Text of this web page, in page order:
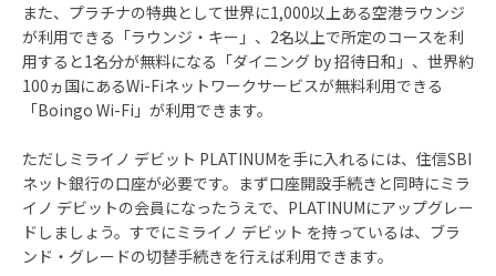
2020年5月1日より以前の入会
対象機器
カード会員および同居家族が所
スマートフォン、タブレット端
ン、ノートパソコン、スマート
ム機、モバイル音楽プレイヤー
補償される損害 偶然な事故による「破損」「損
「故障」「国内での盗難」で生
保険金額
修理可能な場合、最大5万円/年
修理不能な場合、最大1万2500
また、プラチナの特典として世界に1,000以上ある空港ラウンジ
が利用できる「ラウンジ・キー」、2名以上で所定のコースを利
用すると1名分が無料になる「ダイニング by 招待日和」、世界約
100ヵ国にあるWi-Fiネットワークサービスが無料利用できる
「Boingo Wi-Fi」が利用できます。
ただしミライノ デビット PLATINUMを手に入れるには、住信SBI
ネット銀行の口座が必要です。まず口座開設手続きと同時にミラ
イノ デビットの会員になったうえで、PLATINUMにアップグレー
ドしましょう。すでにミライノ デビット を持っているは、ブラ
ンド・グレードの切替手続きを行えば利用できます。